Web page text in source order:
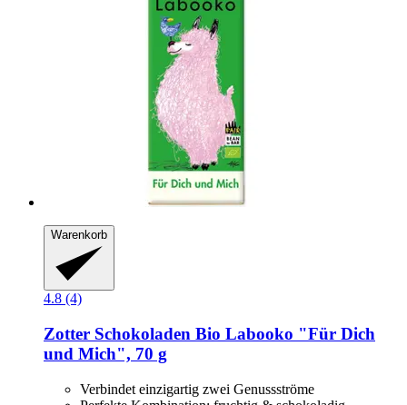
Warenkorb
4.8 (4)
Zotter Schokoladen Bio Labooko "Für Dich
und Mich", 70 g
Verbindet einzigartig zwei Genussströme